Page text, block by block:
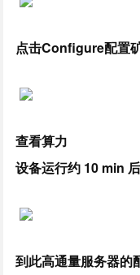
点击Configure配置
查看算力
设备运行约 10 min
到此高通量服务器的